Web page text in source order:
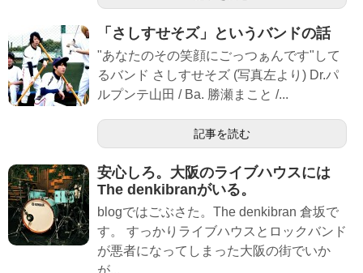
「さしすせそズ」というバンドの話
"あなたのその笑顔にごっつぁんです"して
るバンド さしすせそズ (写真左より) Dr.パ
ルプンテ山田 / Ba. 勝瀬まこと /...
記事を読む
安心しろ。大阪のライブハウスには
The denkibranがいる。
blogではごぶさた。The denkibran 倉坂で
す。 すっかりライブハウスとロックバンド
が悪者になってしまった大阪の街でいか
が...